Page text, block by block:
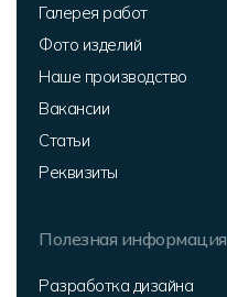
Галерея работ
Фото изделий
Наше производство
Вакансии
Статьи
Реквизиты
Полезная информация
Разработка дизайна